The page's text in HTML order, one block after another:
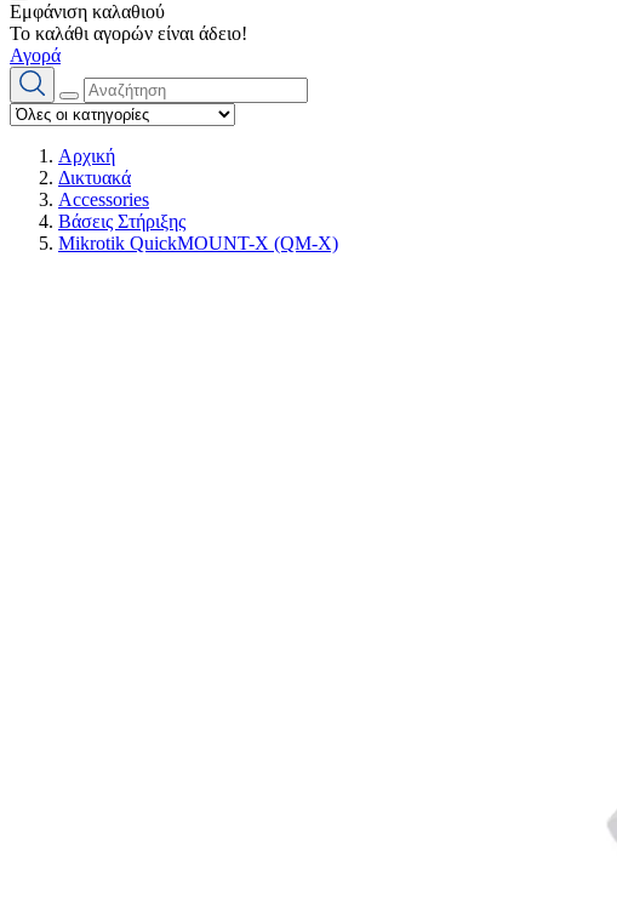
Εμφάνιση καλαθιού
Το καλάθι αγορών είναι άδειο!
Αγορά
Αρχική
Δικτυακά
Accessories
Βάσεις Στήριξης
Mikrotik QuickMOUNT-X (QM-X)